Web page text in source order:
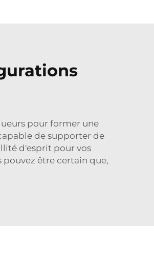
pour former une
de supporter de
d'esprit pour vos
pouvez être certain que,